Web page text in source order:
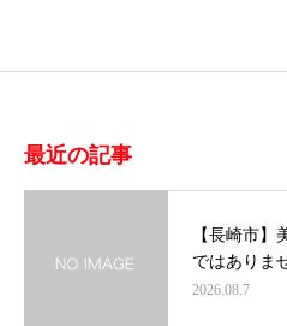
最近の記事
【長崎市】
ではありま
2026.08.7